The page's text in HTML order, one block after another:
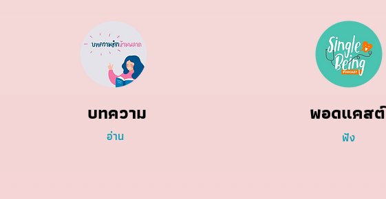
บทความ
อ่าน
พอดแคสต์
ฟัง